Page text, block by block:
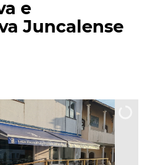
e
Juncalense